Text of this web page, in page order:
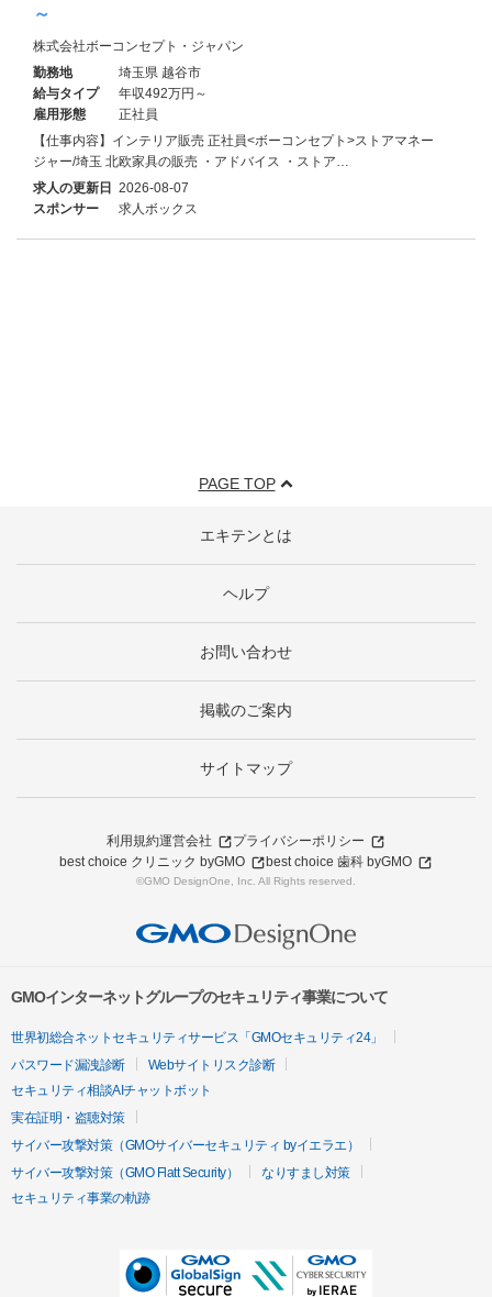
～
株式会社ボーコンセプト・ジャパン
勤務地
埼玉県 越谷市
給与タイプ
年収492万円～
雇用形態
正社員
【仕事内容】インテリア販売 正社員<ボーコンセプト>ストアマネー
ジャー/埼玉 北欧家具の販売 ・アドバイス ・ストア…
求人の更新日 2026-08-07
スポンサー
求人ボックス
PAGE TOP
エキテンとは
ヘルプ
お問い合わせ
掲載のご案内
サイトマップ
利用規約運営会社
プライバシーポリシー
best choice クリニック byGMO
best choice 歯科 byGMO
©GMO DesignOne, Inc. All Rights reserved.
GMOインターネットグループのセキュリティ事業について
世界初総合ネットセキュリティサービス「GMOセキュリティ24」
パスワード漏洩診断
Webサイトリスク診断
セキュリティ相談AIチャットボット
実在証明・盗聴対策
サイバー攻撃対策（GMOサイバーセキュリティ byイエラエ）
サイバー攻撃対策（GMO Flatt Security）
なりすまし対策
セキュリティ事業の軌跡